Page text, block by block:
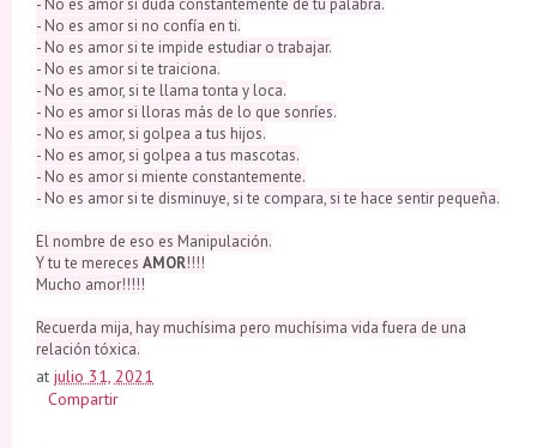
- No es amor si duda constantemente de tu palabra.
- No es amor si no confía en ti.
- No es amor si te impide estudiar o trabajar.
- No es amor si te traiciona.
- No es amor, si te llama tonta y loca.
- No es amor si lloras más de lo que sonríes.
- No es amor, si golpea a tus hijos.
- No es amor, si golpea a tus mascotas.
- No es amor si miente constantemente.
- No es amor si te disminuye, si te compara, si te hace sentir pequeña.
El nombre de eso es Manipulación.
Y tu te mereces AMOR!!!!
Mucho amor!!!!!
Recuerda mija, hay muchísima pero muchísima vida fuera de una
relación tóxica.
at julio 31, 2021
Compartir